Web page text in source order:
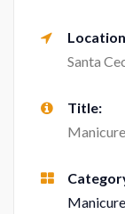
Santa
Title: